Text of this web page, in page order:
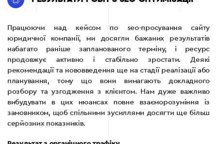
Працюючи над кейсом по seo-просування сайту
юридичної компанії, ми досягли бажаних результатів
набагато раніше запланованого терміну, і ресурс
продовжує активно і стабільно зростати. Деякі
рекомендації та нововведення ще на стадії реалізації або
планування, тому що вони вимагають докладного
розбору та узгодження з клієнтом. Нам дуже важливо
вибудувати в цих нюансах повне взаєморозуміння із
замовником, щоб спільними зусиллями досягти ще більш
серйозних показників.